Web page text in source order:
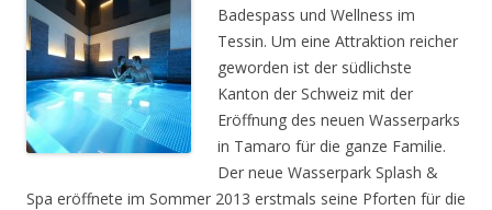
Badespass und Wellness im
Tessin. Um eine Attraktion reicher
geworden ist der südlichste
Kanton der Schweiz mit der
Eröffnung des neuen Wasserparks
in Tamaro für die ganze Familie.
Der neue Wasserpark Splash &
Spa eröffnete im Sommer 2013 erstmals seine Pforten für die